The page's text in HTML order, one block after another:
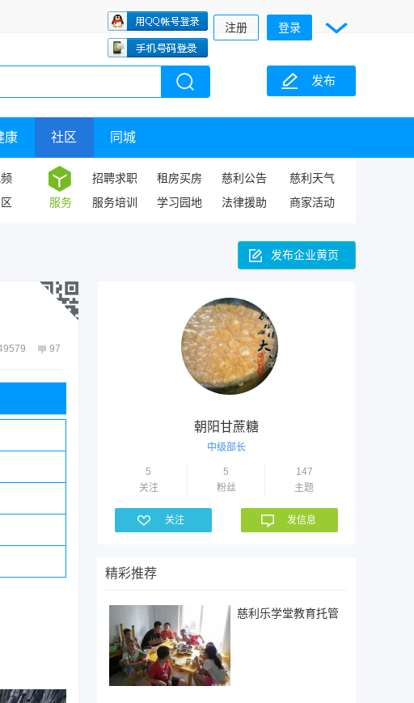
注册 登录
发布
康 社区 同城
服务
招聘求职 租房买房 慈利公告
慈利天气
服务培训
学习园地 法律援助 商家活动
发布企业黄页
97
朝阳甘蔗糖
中级部长
5
关注
5
粉丝
147
主题
关注 发信息
精彩推荐
慈利乐学堂教育托管